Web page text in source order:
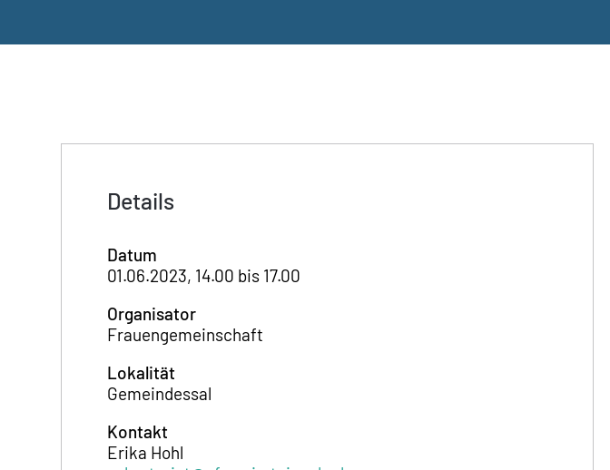
Details
Datum
01.06.2023, 14.00 bis 17.00
Organisator
Frauengemeinschaft
Lokalität
Gemeindessal
Kontakt
Erika Hohl